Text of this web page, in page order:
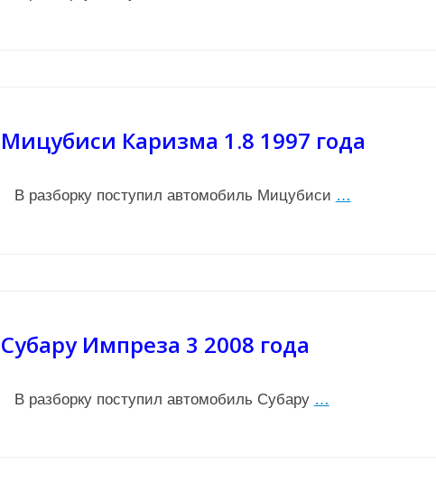
Мицубиси Каризма 1.8 1997 года
В разборку поступил автомобиль Мицубиси …
Субару Импреза 3 2008 года
В разборку поступил автомобиль Субару …